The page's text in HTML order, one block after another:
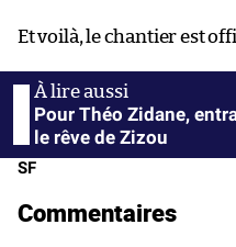
Et voilà, le chantier est
Pour Théo Zidane,
le rêve de Zizou
SF
Commentaires